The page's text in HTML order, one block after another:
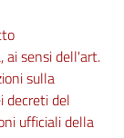
ai sensi dell'art.
sulla
decreti del
ufficiali della